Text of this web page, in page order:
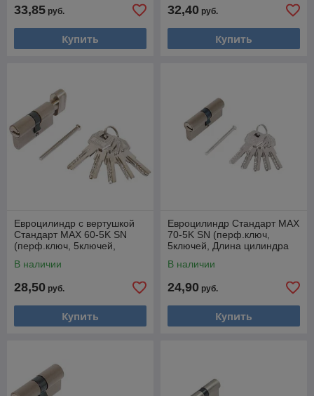
33,85 руб.
Купить
32,40 руб.
Купить
Евроцилиндр с вертушкой
Стандарт MAX 60-5K SN
(перф.ключ, 5ключей,
(25*10*25)) (УЗК) (14795)
В наличии
28,50 руб.
Купить
Евроцилиндр Стандарт MAX
70-5K SN (перф.ключ,
5ключей, Длина цилиндра
В наличии
24,90 руб.
Купить